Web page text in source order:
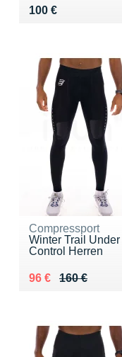
100 €
Vendu 100 €
Compressport
Winter Trail Under
Control Herren
160 €
Au lieu de 160 €
96 €
Vendu 96 €